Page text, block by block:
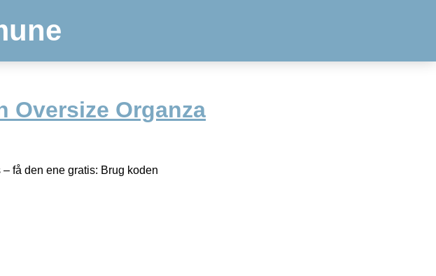
Oversize Organza
få den ene gratis: Brug koden